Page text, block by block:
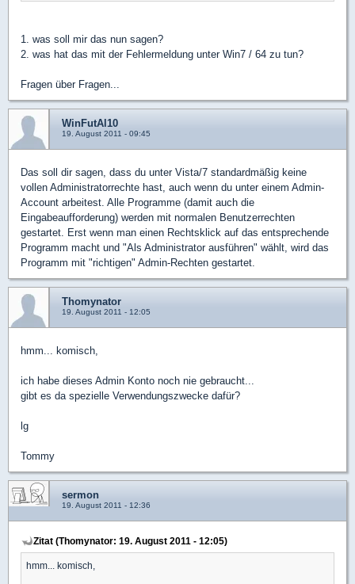
1. was soll mir das nun sagen?
2. was hat das mit der Fehlermeldung unter Win7 / 64 zu tun?
Fragen über Fragen...
WinFutAl10
19. August 2011 - 09:45
Das soll dir sagen, dass du unter Vista/7 standardmäßig keine
vollen Administratorrechte hast, auch wenn du unter einem Admin-
Account arbeitest. Alle Programme (damit auch die
Eingabeaufforderung) werden mit normalen Benutzerrechten
gestartet. Erst wenn man einen Rechtsklick auf das entsprechende
Programm macht und "Als Administrator ausführen" wählt, wird das
Programm mit "richtigen" Admin-Rechten gestartet.
Thomynator
19. August 2011 - 12:05
hmm... komisch,
ich habe dieses Admin Konto noch nie gebraucht...
gibt es da spezielle Verwendungszwecke dafür?
lg
Tommy
sermon
19. August 2011 - 12:36
Zitat (Thomynator: 19. August 2011 - 12:05)
hmm... komisch,